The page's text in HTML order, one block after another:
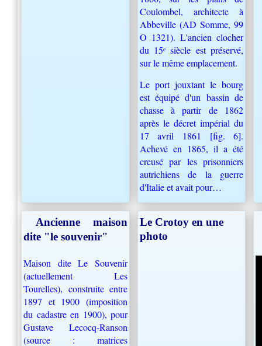
Coulombel, architecte à
Abbeville (AD Somme, 99
O 1321). L'ancien clocher
du 15ᵉ siècle est préservé,
sur le même emplacement.
Le port jouxtant le bourg
est équipé d'un bassin de
chasse à partir de 1862
après le décret impérial du
17 avril 1861 [fig. 6].
Achevé en 1865, il a été
creusé par les prisonniers
autrichiens de la guerre
d'Italie et avait pour…
Ancienne maison
dite "le souvenir"
Maison dite Le Souvenir
(actuellement Les
Tourelles), construite entre
1897 et 1900 (imposition
du cadastre en 1900), pour
Gustave Lecocq-Ranson
(source : matrices
Le Crotoy en une
photo